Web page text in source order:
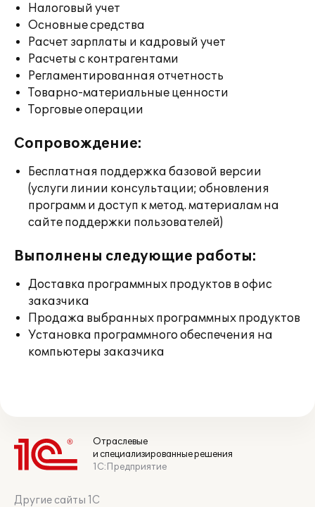
Налоговый учет
Основные средства
Расчет зарплаты и кадровый учет
Расчеты с контрагентами
Регламентированная отчетность
Товарно-материальные ценности
Торговые операции
Сопровождение:
Бесплатная поддержка базовой версии
(услуги линии консультации; обновления
программ и доступ к метод. материалам на
сайте поддержки пользователей)
Выполнены следующие работы:
Доставка программных продуктов в офис
заказчика
Продажа выбранных программных продуктов
Установка программного обеспечения на
компьютеры заказчика
Отраслевые
и специализированные решения
1С:Предприятие
Другие сайты 1С